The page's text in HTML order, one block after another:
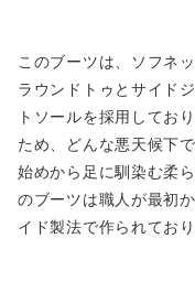
このブーツは、ソフネ
ラウンドトゥとサイド
トソールを採用してお
ため、どんな悪天候下
始めから足に馴染む柔
のブーツは職人が最初
イド製法で作られてお